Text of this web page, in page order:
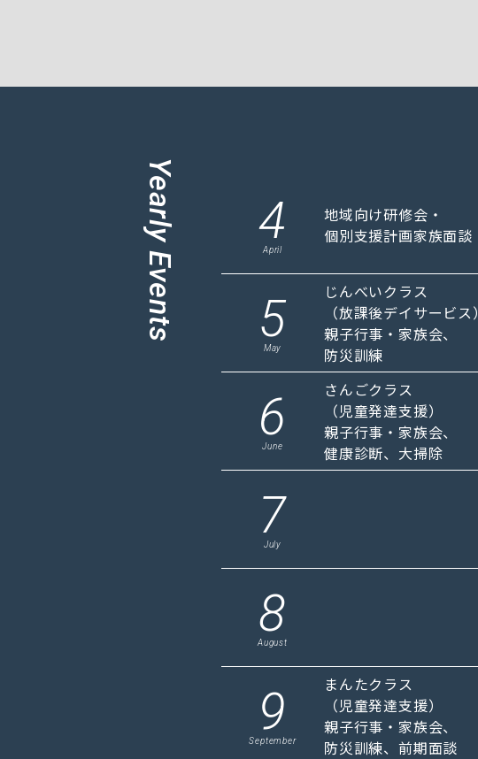
Yearly Events 4
April
地域向け研修会・
個別支援計画家族面談
5
May
じんべいクラス
（放課後デイサービス）
親子行事・家族会、
防災訓練
6
June
さんごクラス
（児童発達支援）
親子行事・家族会、
健康診断、大掃除
7
July
8
August
9
September
まんたクラス
（児童発達支援）
親子行事・家族会、
防災訓練、前期面談